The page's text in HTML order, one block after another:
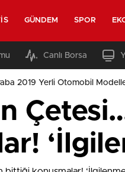
GÜNDEM SPOR
Canlı Borsa
2019 Yerli Otomobil